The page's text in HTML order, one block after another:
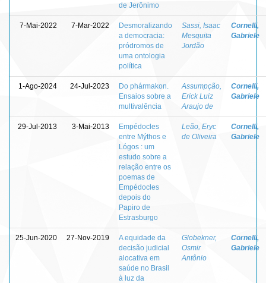
de Jerônimo
7-Mai-2022 7-Mar-2022
Desmoralizando
a democracia:
pródromos de
uma ontologia
política
Sassi, Isaac
Mesquita
Jordão
Cornelli,
Gabriele
1-Ago-2024 24-Jul-2023
Do phármakon.
Ensaios sobre a
multivalência
Assumpção,
Erick Luiz
Araujo de
Cornelli,
Gabriele
29-Jul-2013 3-Mai-2013
Empédocles
entre Mýthos e
Lógos : um
estudo sobre a
relação entre os
poemas de
Empédocles
depois do
Papiro de
Estrasburgo
Leão, Eryc
de Oliveira
Cornelli,
Gabriele
25-Jun-2020 27-Nov-2019
A equidade da
decisão judicial
alocativa em
saúde no Brasil
à luz da
Globekner,
Osmir
Antônio
Cornelli,
Gabriele